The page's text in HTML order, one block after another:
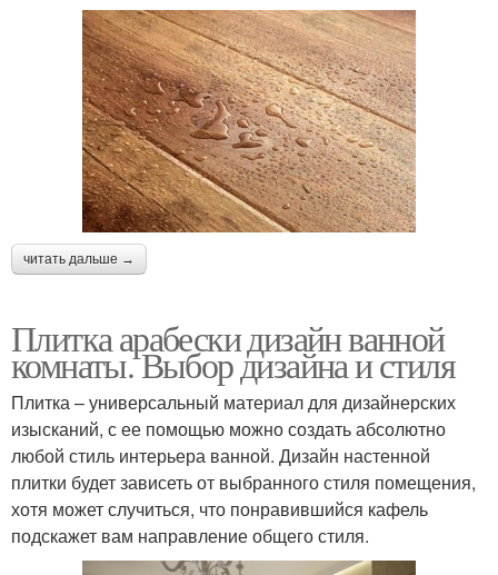
читать дальше →
Плитка арабески дизайн ванной
комнаты. Выбор дизайна и стиля
Плитка – универсальный материал для дизайнерских
изысканий, с ее помощью можно создать абсолютно
любой стиль интерьера ванной. Дизайн настенной
плитки будет зависеть от выбранного стиля помещения,
хотя может случиться, что понравившийся кафель
подскажет вам направление общего стиля.